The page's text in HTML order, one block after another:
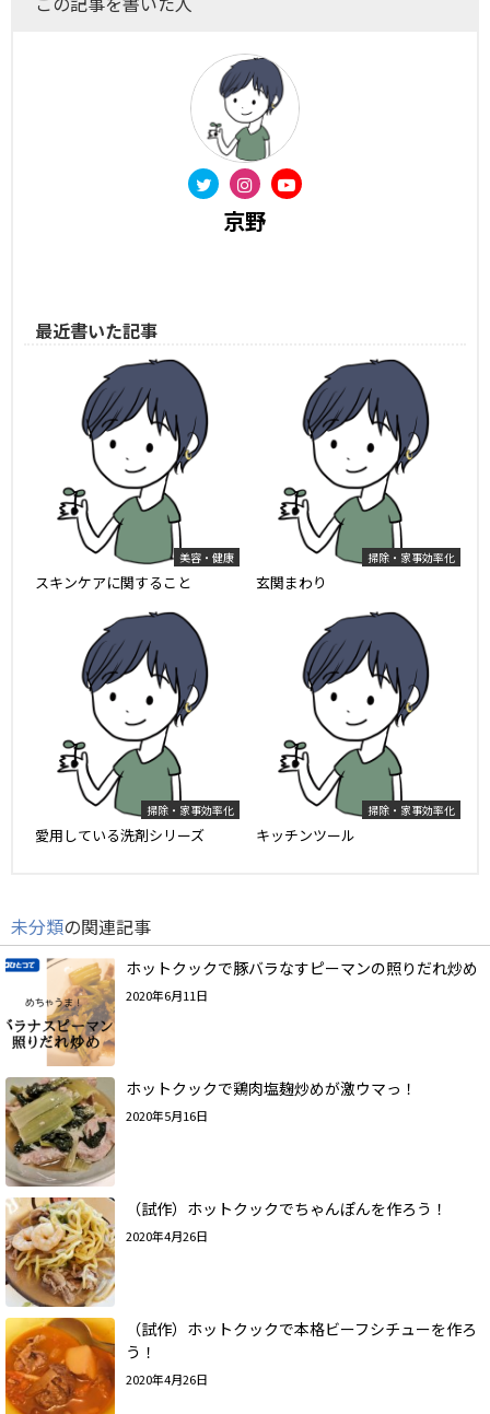
京野
最近書いた記事
美容・健康
スキンケアに関すること
掃除・家事効率化
玄関まわり
掃除・家事効率化
愛用している洗剤シリーズ
掃除・家事効率化
キッチンツール
未分類の関連記事
ホットクックで豚バラなすピーマンの照りだれ炒め
2020年6月11日
ホットクックで鶏肉塩麹炒めが激ウマっ！
2020年5月16日
（試作）ホットクックでちゃんぽんを作ろう！
2020年4月26日
（試作）ホットクックで本格ビーフシチューを作ろ
う！
2020年4月26日